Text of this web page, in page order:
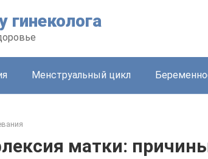
гинеколога
Менструальный цикл
матки: